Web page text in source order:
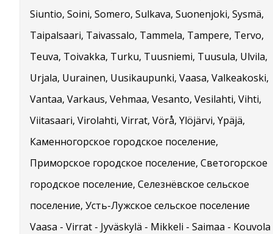
Siuntio, Soini, Somero, Sulkava, Suonenjoki, Sysmä,
Taipalsaari, Taivassalo, Tammela, Tampere, Tervo,
Teuva, Toivakka, Turku, Tuusniemi, Tuusula, Ulvila,
Urjala, Uurainen, Uusikaupunki, Vaasa, Valkeakoski,
Vantaa, Varkaus, Vehmaa, Vesanto, Vesilahti, Vihti,
Viitasaari, Virolahti, Virrat, Vörå, Ylöjärvi, Ypäjä,
Каменногорское городское поселение,
Приморское городское поселение, Светогорское
городское поселение, Селезнёвское сельское
поселение, Усть-Лужское сельское поселение
Vaasa - Virrat - Jyväskylä - Mikkeli - Saimaa - Kouvola